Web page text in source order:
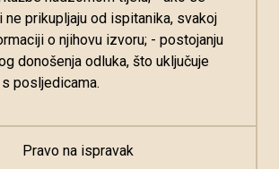
prikupljaju od ispitanika, svakoj
o njihovu izvoru; - postojanju
donošenja odluka, što uključuje
posljedicama.
Pravo na ispravak